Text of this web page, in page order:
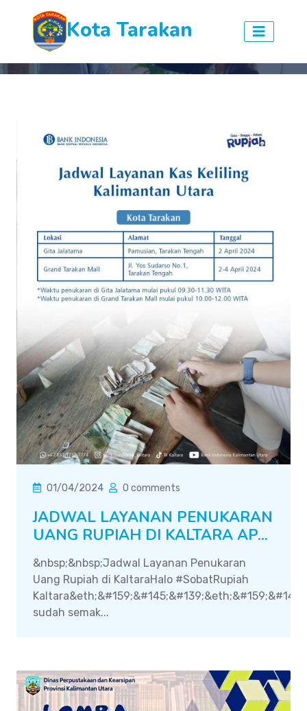
Kota Tarakan
01/04/2024 0 comments
JADWAL LAYANAN PENUKARAN
UANG RUPIAH DI KALTARA AP...
&nbsp;&nbsp;Jadwal Layanan Penukaran
Uang Rupiah di KaltaraHalo #SobatRupiah
sudah semak...